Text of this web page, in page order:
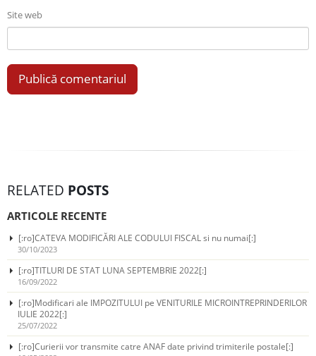
Site web
RELATED POSTS
ARTICOLE RECENTE
[:ro]CATEVA MODIFICĂRI ALE CODULUI FISCAL si nu numai[:]
30/10/2023
[:ro]TITLURI DE STAT LUNA SEPTEMBRIE 2022[:]
16/09/2022
[:ro]Modificari ale IMPOZITULUI pe VENITURILE MICROINTREPRINDERILOR
IULIE 2022[:]
25/07/2022
[:ro]Curierii vor transmite catre ANAF date privind trimiterile postale[:]